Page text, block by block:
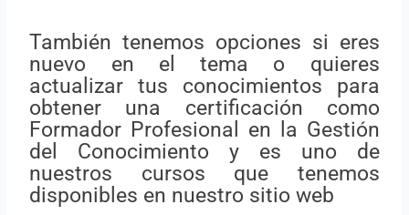
También tenemos opciones si eres
nuevo en el tema o quieres
actualizar tus conocimientos para
obtener una certificación como
Formador Profesional en la Gestión
del Conocimiento y es uno de
nuestros cursos que tenemos
disponibles en nuestro sitio web